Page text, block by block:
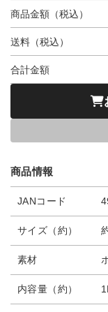
商品金額（税込）
送料（税込）
合計金額
商品情報
JANコード
サイズ（約）
素材
内容量（約）